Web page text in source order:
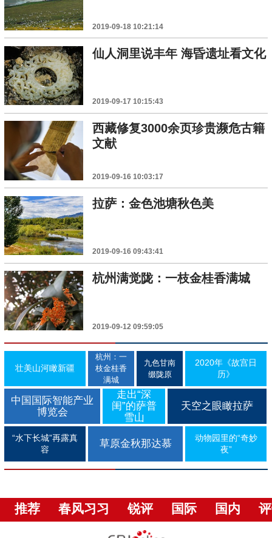
2019-09-18 10:21:14
仙人洞里说丰年 海昏遗址看文化
2019-09-17 10:15:43
西藏修复3000余页珍贵濒危古籍
文献
2019-09-16 10:03:17
拉萨：金色池塘秋色美
2019-09-16 09:43:41
杭州满觉陇：一枝金桂香满城
2019-09-12 09:59:05
壮美山河瞰新疆
杭州：一
枝金桂香
满城
九色甘南
缀陇原
2020年《故宫日
历》
中国国际智能产业
博览会
走出“深
闺”的萨普
雪山
天空之眼瞰拉萨
“水下长城”再露真
容
草原金秋那达慕
动物园里的“奇妙
夜”
推荐 春风习习 锐评 国际 国内